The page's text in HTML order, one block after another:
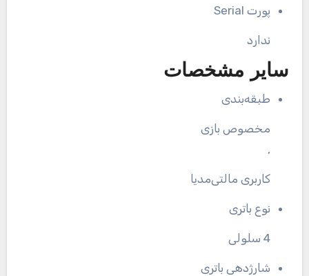
پورت Serial
ندارد
سایر مشخصات
طبقه‌بندی
مخصوص بازی
,
کاربری مالتی‌مدیا
نوع باتری
4 سلولی
شارژدهی باتری